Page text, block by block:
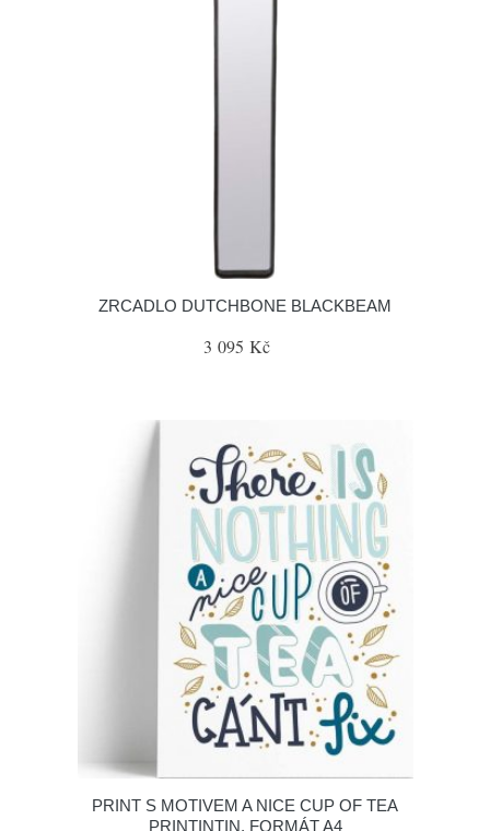
ZRCADLO DUTCHBONE BLACKBEAM
3 095 Kč
PRINT S MOTIVEM A NICE CUP OF TEA
PRINTINTIN, FORMÁT A4